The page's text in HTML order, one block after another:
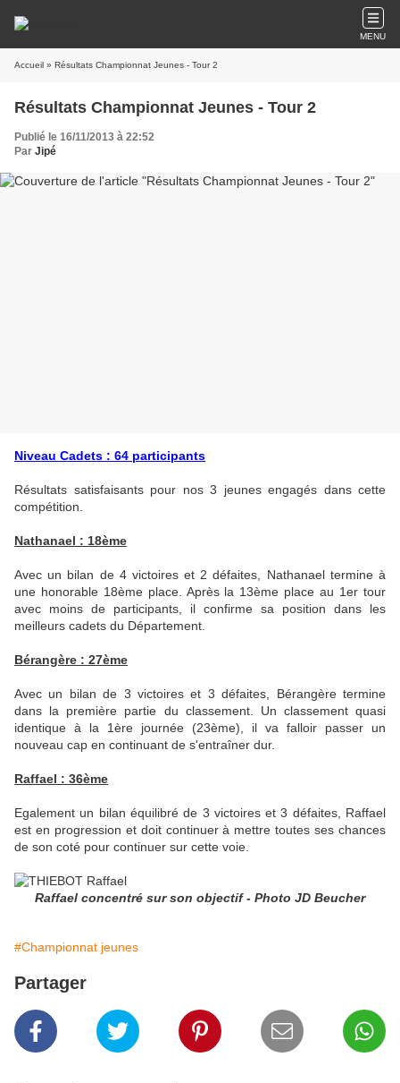
MENU
Accueil » Résultats Championnat Jeunes - Tour 2
Résultats Championnat Jeunes - Tour 2
Publié le 16/11/2013 à 22:52
Par Jipé
Niveau Cadets : 64 participants
Résultats satisfaisants pour nos 3 jeunes engagés dans cette
compétition.
Nathanael : 18ème
Avec un bilan de 4 victoires et 2 défaites, Nathanael termine à
une honorable 18ème place. Après la 13ème place au 1er tour
avec moins de participants, il confirme sa position dans les
meilleurs cadets du Département.
Bérangère : 27ème
Avec un bilan de 3 victoires et 3 défaites, Bérangère termine
dans la première partie du classement. Un classement quasi
identique à la 1ère journée (23ème), il va falloir passer un
nouveau cap en continuant de s'entraîner dur.
Raffael : 36ème
Egalement un bilan équilibré de 3 victoires et 3 défaites, Raffael
est en progression et doit continuer à mettre toutes ses chances
de son coté pour continuer sur cette voie.
Raffael concentré sur son objectif - Photo JD Beucher
#Championnat jeunes
Partager